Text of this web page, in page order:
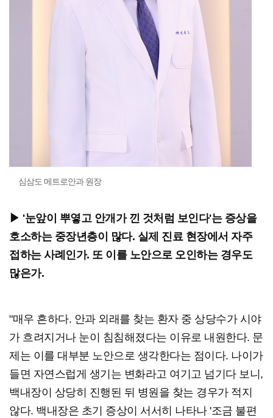
심삼도 메트로안과 원장
▶ '눈앞이 뿌옇고 안개가 낀 것처럼 보인다'는 증상을
호소하는 중장년층이 많다. 실제 진료 현장에서 자주
접하는 사례인가. 또 이를 노안으로 오인하는 경우도
많은가.
"매우 흔하다. 안과 외래를 찾는 환자 중 상당수가 시야
가 흐려지거나 눈이 침침해졌다는 이유로 내원한다. 문
제는 이를 대부분 노안으로 생각한다는 점이다. 나이가
들면 자연스럽게 생기는 변화라고 여기고 넘기다 보니,
백내장이 상당히 진행된 뒤 병원을 찾는 경우가 적지
않다. 백내장은 초기 증상이 서서히 나타나 '조금 불편